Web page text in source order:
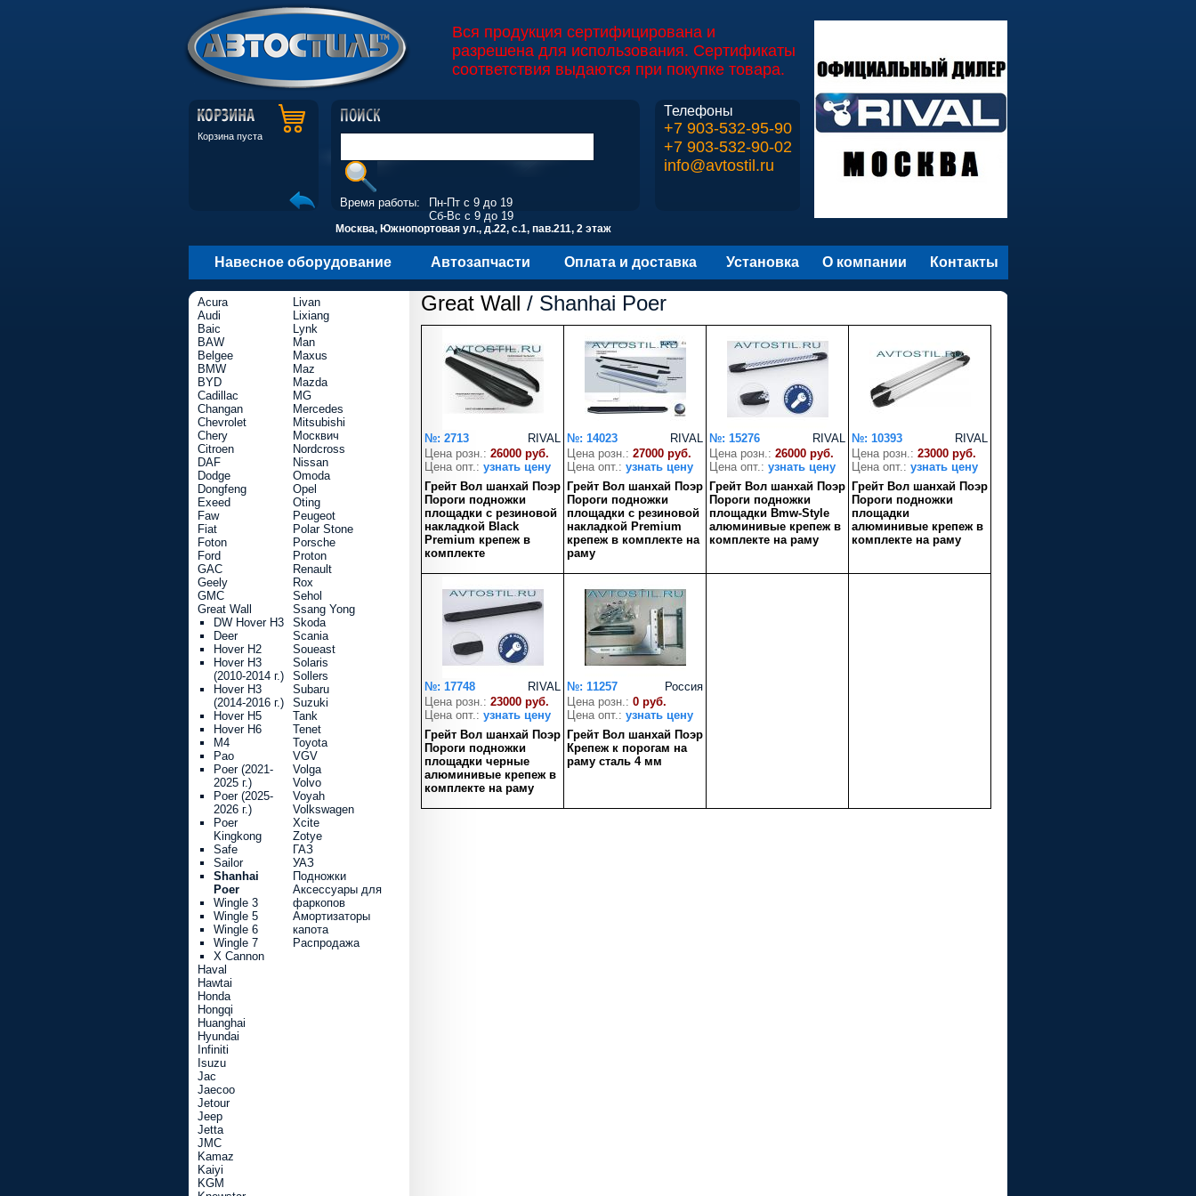
Вся продукция сертифицирована и
разрешена для использования. Сертификаты
соответствия выдаются при покупке товара.
Корзина пуста
Телефоны
+7 903-532-95-90
+7 903-532-90-02
info@avtostil.ru
Время работы:
Пн-Пт с 9 до 19
Сб-Вс с 9 до 19
Москва, Южнопортовая ул., д.22, с.1, пав.211, 2 этаж
Навесное оборудование Автозапчасти Оплата и доставка Установка О компании Контакты
Great Wall / Shanhai Poer
RIVAL
№: 2713
Цена розн.: 26000 руб.
Цена опт.: узнать цену
Грейт Вол шанхай Поэр
Пороги подножки
площадки с резиновой
накладкой Black
Premium крепеж в
комплекте
RIVAL
№: 14023
Цена розн.: 27000 руб.
Цена опт.: узнать цену
Грейт Вол шанхай Поэр
Пороги подножки
площадки с резиновой
накладкой Premium
крепеж в комплекте на
раму
RIVAL
№: 15276
Цена розн.: 26000 руб.
Цена опт.: узнать цену
Грейт Вол шанхай Поэр
Пороги подножки
площадки Bmw-Style
алюминивые крепеж в
комплекте на раму
RIVAL
№: 10393
Цена розн.: 23000 руб.
Цена опт.: узнать цену
Грейт Вол шанхай Поэр
Пороги подножки
площадки
алюминивые крепеж в
комплекте на раму
RIVAL
№: 17748
Цена розн.: 23000 руб.
Цена опт.: узнать цену
Грейт Вол шанхай Поэр
Пороги подножки
площадки черные
алюминивые крепеж в
комплекте на раму
Россия
№: 11257
Цена розн.: 0 руб.
Цена опт.: узнать цену
Грейт Вол шанхай Поэр
Крепеж к порогам на
раму сталь 4 мм
Acura
Audi
Baic
BAW
Belgee
BMW
BYD
Cadillac
Changan
Chevrolet
Chery
Citroen
DAF
Dodge
Dongfeng
Exeed
Faw
Fiat
Foton
Ford
GAC
Geely
GMC
Great Wall
DW Hover H3
Deer
Hover H2
Hover H3
(2010-2014 г.)
Hover H3
(2014-2016 г.)
Hover H5
Hover H6
M4
Pao
Poer (2021-
2025 г.)
Poer (2025-
2026 г.)
Poer
Kingkong
Safe
Sailor
Shanhai
Poer
Wingle 3
Wingle 5
Wingle 6
Wingle 7
X Cannon
Haval
Hawtai
Honda
Hongqi
Huanghai
Hyundai
Infiniti
Isuzu
Jac
Jaecoo
Jetour
Jeep
Jetta
JMC
Kamaz
Kaiyi
KGM
Livan
Lixiang
Lynk
Man
Maxus
Maz
Mazda
MG
Mercedes
Mitsubishi
Москвич
Nordcross
Nissan
Omoda
Opel
Oting
Peugeot
Polar Stone
Porsche
Proton
Renault
Rox
Sehol
Ssang Yong
Skoda
Scania
Soueast
Solaris
Sollers
Subaru
Suzuki
Tank
Tenet
Toyota
VGV
Volga
Volvo
Voyah
Volkswagen
Xcite
Zotye
ГАЗ
УАЗ
Подножки
Аксессуары для
фаркопов
Амортизаторы
капота
Распродажа